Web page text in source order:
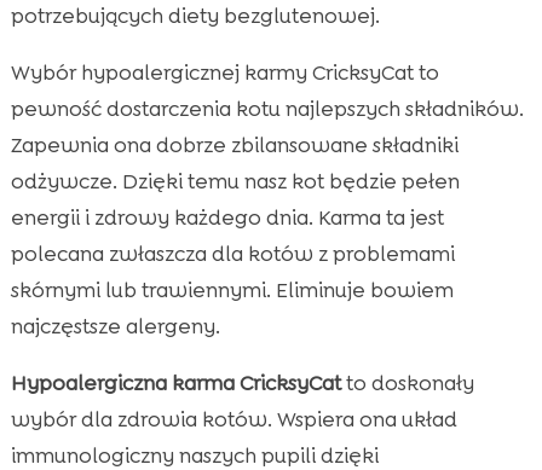
potrzebujących diety bezglutenowej.
Wybór hypoalergicznej karmy CricksyCat to
pewność dostarczenia kotu najlepszych składników.
Zapewnia ona dobrze zbilansowane składniki
odżywcze. Dzięki temu nasz kot będzie pełen
energii i zdrowy każdego dnia. Karma ta jest
polecana zwłaszcza dla kotów z problemami
skórnymi lub trawiennymi. Eliminuje bowiem
najczęstsze alergeny.
Hypoalergiczna karma CricksyCatto doskonały
wybór dla zdrowia kotów. Wspiera ona układ
immunologiczny naszych pupili dzięki